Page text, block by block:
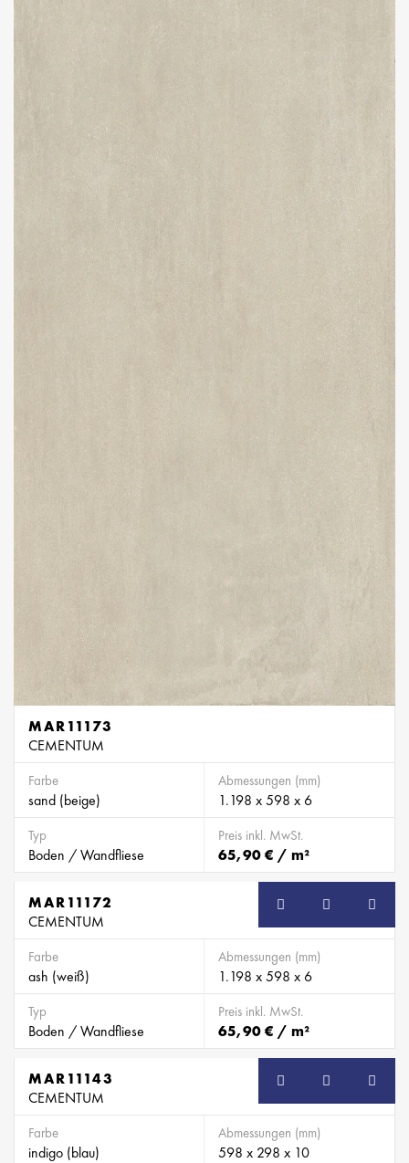
MAR11173
CEMENTUM
Farbe
sand (beige)
Abmessungen (mm)
1.198 x 598 x 6
Typ
Boden / Wandfliese
Preis inkl. MwSt.
65,90 € / m²
MAR11172
CEMENTUM
Farbe
ash (weiß)
Abmessungen (mm)
1.198 x 598 x 6
Typ
Boden / Wandfliese
Preis inkl. MwSt.
65,90 € / m²
MAR11143
CEMENTUM
Farbe
indigo (blau)
Abmessungen (mm)
598 x 298 x 10